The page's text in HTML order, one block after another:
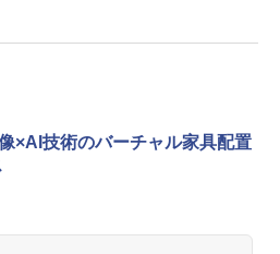
×AI技術のバーチャル家具配置